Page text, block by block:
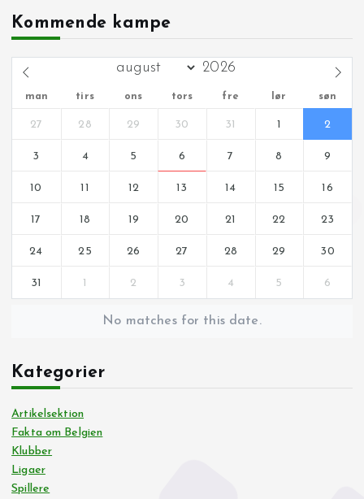
Kommende kampe
man tirs ons tors fre lør søn
27 28 29 30 31 1 2
3 4 5 6 7 8 9
10 11 12 13 14 15 16
17 18 19 20 21 22 23
24 25 26 27 28 29 30
31 1 2 3 4 5 6
No matches for this date.
Kategorier
Artikelsektion
Fakta om Belgien
Klubber
Ligaer
Spillere